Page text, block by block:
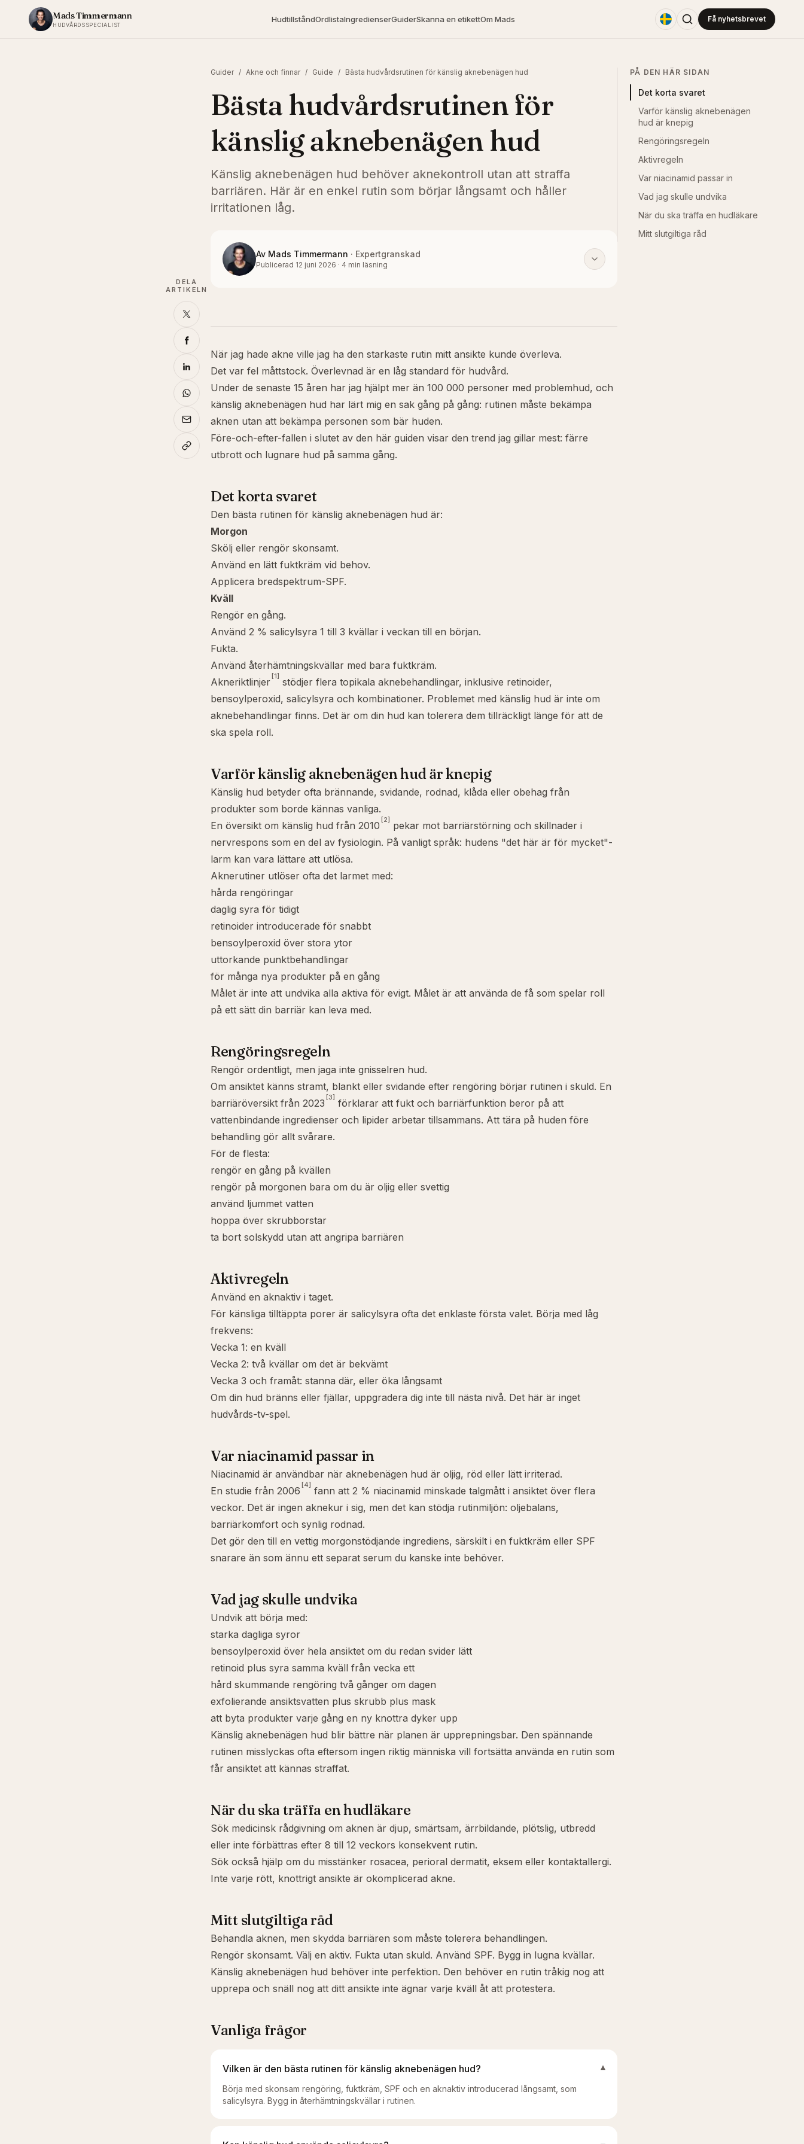
Hoppa till innehållet
Mads Timmermann
HUDVÅRDSSPECIALIST
HudtillståndOrdlistaIngredienserGuiderSkanna en etikettOm Mads Få nyhetsbrevet
PÅ DEN HÄR SIDAN
Det korta svaret
Varför känslig aknebenägen
hud är knepig
Rengöringsregeln
Aktivregeln
Var niacinamid passar in
Vad jag skulle undvika
När du ska träffa en hudläkare
Mitt slutgiltiga råd
Guider / Akne och finnar / Guide / Bästa hudvårdsrutinen för känslig aknebenägen hud
Bästa hudvårdsrutinen för
känslig aknebenägen hud
Känslig aknebenägen hud behöver aknekontroll utan att straffa
barriären. Här är en enkel rutin som börjar långsamt och håller
irritationen låg.
Av Mads Timmermann · Expertgranskad
Publicerad 12 juni 2026 · 4 min läsning
När jag hade akne ville jag ha den starkaste rutin mitt ansikte kunde överleva.
Det var fel måttstock. Överlevnad är en låg standard för hudvård.
Under de senaste 15 åren har jag hjälpt mer än 100 000 personer med problemhud, och
känslig aknebenägen hud har lärt mig en sak gång på gång: rutinen måste bekämpa
aknen utan att bekämpa personen som bär huden.
Före-och-efter-fallen i slutet av den här guiden visar den trend jag gillar mest: färre
utbrott och lugnare hud på samma gång.
Det korta svaret
Den bästa rutinen för känslig aknebenägen hud är:
Morgon
Skölj eller rengör skonsamt.
Använd en lätt fuktkräm vid behov.
Applicera bredspektrum-SPF.
Kväll
Rengör en gång.
Använd 2 % salicylsyra 1 till 3 kvällar i veckan till en början.
Fukta.
Använd återhämtningskvällar med bara fuktkräm.
Akneriktlinjer [1] stödjer flera topikala aknebehandlingar, inklusive retinoider,
bensoylperoxid, salicylsyra och kombinationer. Problemet med känslig hud är inte om
aknebehandlingar finns. Det är om din hud kan tolerera dem tillräckligt länge för att de
ska spela roll.
Varför känslig aknebenägen hud är knepig
Känslig hud betyder ofta brännande, svidande, rodnad, klåda eller obehag från
produkter som borde kännas vanliga.
En översikt om känslig hud från 2010 [2] pekar mot barriärstörning och skillnader i
nervrespons som en del av fysiologin. På vanligt språk: hudens "det här är för mycket"-
larm kan vara lättare att utlösa.
Aknerutiner utlöser ofta det larmet med:
hårda rengöringar
daglig syra för tidigt
retinoider introducerade för snabbt
bensoylperoxid över stora ytor
uttorkande punktbehandlingar
för många nya produkter på en gång
Målet är inte att undvika alla aktiva för evigt. Målet är att använda de få som spelar roll
på ett sätt din barriär kan leva med.
Rengöringsregeln
Rengör ordentligt, men jaga inte gnisselren hud.
Om ansiktet känns stramt, blankt eller svidande efter rengöring börjar rutinen i skuld. En
barriäröversikt från 2023 [3] förklarar att fukt och barriärfunktion beror på att
vattenbindande ingredienser och lipider arbetar tillsammans. Att tära på huden före
behandling gör allt svårare.
För de flesta:
rengör en gång på kvällen
rengör på morgonen bara om du är oljig eller svettig
använd ljummet vatten
hoppa över skrubborstar
ta bort solskydd utan att angripa barriären
Aktivregeln
Använd en aknaktiv i taget.
För känsliga tilltäppta porer är salicylsyra ofta det enklaste första valet. Börja med låg
frekvens:
Vecka 1: en kväll
Vecka 2: två kvällar om det är bekvämt
Vecka 3 och framåt: stanna där, eller öka långsamt
Om din hud bränns eller fjällar, uppgradera dig inte till nästa nivå. Det här är inget
hudvårds-tv-spel.
Var niacinamid passar in
Niacinamid är användbar när aknebenägen hud är oljig, röd eller lätt irriterad.
En studie från 2006 [4] fann att 2 % niacinamid minskade talgmått i ansiktet över flera
veckor. Det är ingen aknekur i sig, men det kan stödja rutinmiljön: oljebalans,
barriärkomfort och synlig rodnad.
Det gör den till en vettig morgonstödjande ingrediens, särskilt i en fuktkräm eller SPF
snarare än som ännu ett separat serum du kanske inte behöver.
Vad jag skulle undvika
Undvik att börja med:
starka dagliga syror
bensoylperoxid över hela ansiktet om du redan svider lätt
retinoid plus syra samma kväll från vecka ett
hård skummande rengöring två gånger om dagen
exfolierande ansiktsvatten plus skrubb plus mask
att byta produkter varje gång en ny knottra dyker upp
Känslig aknebenägen hud blir bättre när planen är upprepningsbar. Den spännande
rutinen misslyckas ofta eftersom ingen riktig människa vill fortsätta använda en rutin som
får ansiktet att kännas straffat.
När du ska träffa en hudläkare
Sök medicinsk rådgivning om aknen är djup, smärtsam, ärrbildande, plötslig, utbredd
eller inte förbättras efter 8 till 12 veckors konsekvent rutin.
Sök också hjälp om du misstänker rosacea, perioral dermatit, eksem eller kontaktallergi.
Inte varje rött, knottrigt ansikte är okomplicerad akne.
Mitt slutgiltiga råd
Behandla aknen, men skydda barriären som måste tolerera behandlingen.
Rengör skonsamt. Välj en aktiv. Fukta utan skuld. Använd SPF. Bygg in lugna kvällar.
Känslig aknebenägen hud behöver inte perfektion. Den behöver en rutin tråkig nog att
upprepa och snäll nog att ditt ansikte inte ägnar varje kväll åt att protestera.
Vanliga frågor
Vilken är den bästa rutinen för känslig aknebenägen hud? ▾
Börja med skonsam rengöring, fuktkräm, SPF och en aknaktiv introducerad långsamt, som
salicylsyra. Bygg in återhämtningskvällar i rutinen.
DELA
ARTIKELN